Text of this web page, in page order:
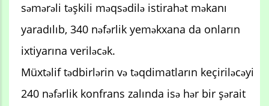
səmərəli təşkili məqsədilə istirahət məkanı
yaradılıb, 340 nəfərlik yeməkxana da onların
ixtiyarına veriləcək.
Müxtəlif tədbirlərin və təqdimatların keçiriləcəyi
240 nəfərlik konfrans zalında isə hər bir şərait